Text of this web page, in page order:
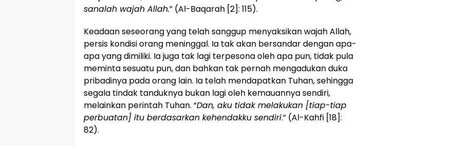
sanalah wajah Allah.” (Al-Baqarah [2]: 115).
Keadaan seseorang yang telah sanggup menyaksikan wajah Allah,
persis kondisi orang meninggal. Ia tak akan bersandar dengan apa-
apa yang dimiliki. Ia juga tak lagi terpesona oleh apa pun, tidak pula
meminta sesuatu pun, dan bahkan tak pernah mengadukan duka
pribadinya pada orang lain. Ia telah mendapatkan Tuhan, sehingga
segala tindak tanduknya bukan lagi oleh kemauannya sendiri,
melainkan perintah Tuhan. “Dan, aku tidak melakukan [tiap-tiap
perbuatan] itu berdasarkan kehendakku sendiri.” (Al-Kahfi [18]:
82).